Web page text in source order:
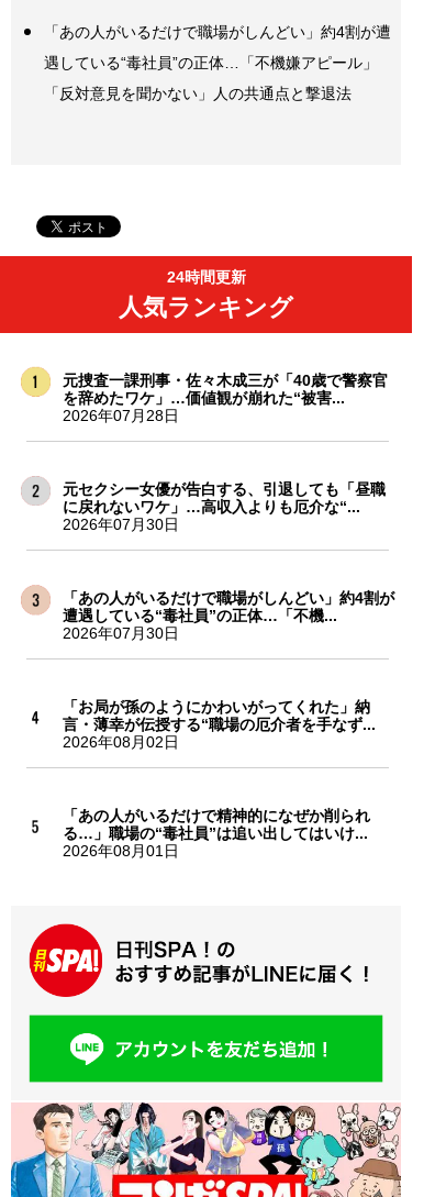
「あの人がいるだけで職場がしんどい」約4割が遭
遇している“毒社員”の正体…「不機嫌アピール」
「反対意見を聞かない」人の共通点と撃退法
24時間更新
人気ランキング
元捜査一課刑事・佐々木成三が「40歳で警察官
を辞めたワケ」…価値観が崩れた“被害...
2026年07月28日
元セクシー女優が告白する、引退しても「昼職
に戻れないワケ」…高収入よりも厄介な“...
2026年07月30日
「あの人がいるだけで職場がしんどい」約4割が
遭遇している“毒社員”の正体…「不機...
2026年07月30日
「お局が孫のようにかわいがってくれた」納
言・薄幸が伝授する“職場の厄介者を手なず...
2026年08月02日
「あの人がいるだけで精神的になぜか削られ
る…」職場の“毒社員”は追い出してはいけ...
2026年08月01日